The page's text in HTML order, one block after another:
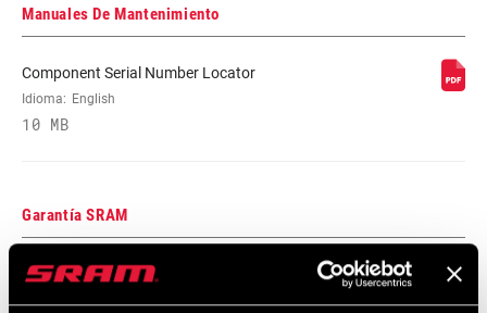
WEIGHT (G)
Manuales De Mantenimiento
Component Serial Number Locator
Idioma: English
10 MB
Garantía SRAM
Garantía SRAM y ZIPP
604 kb